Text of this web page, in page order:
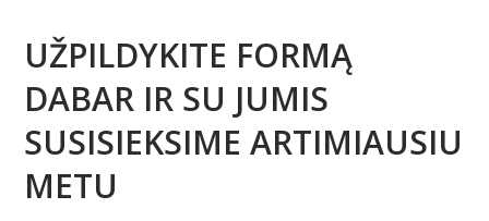
UŽPILDYKITE FORMĄ
DABAR IR SU JUMIS
SUSISIEKSIME ARTIMIAUSIU
METU